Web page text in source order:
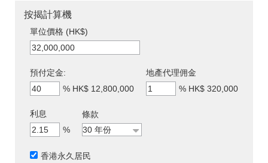
按揭計算機
單位價格 (HK$)
預付定金:
% HK$ 12,800,000
地產代理佣金
% HK$ 320,000
利息
%
條款
香港永久居民